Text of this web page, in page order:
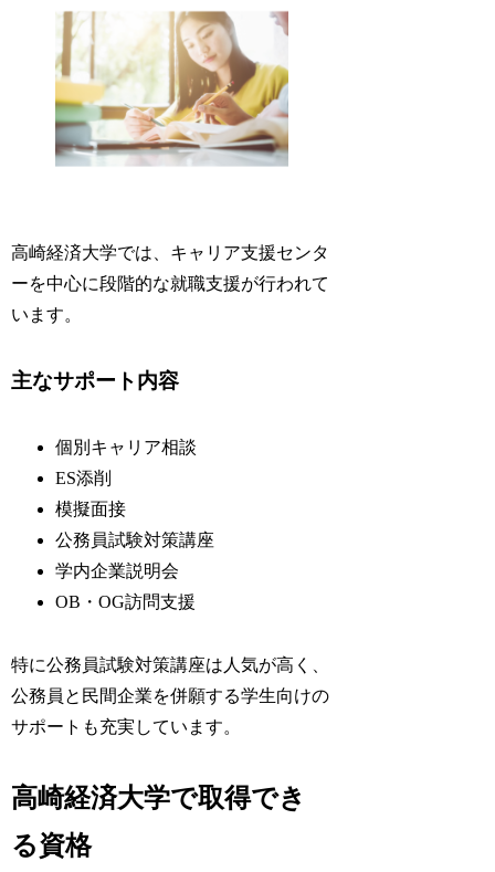
高崎経済大学では、キャリア支援センタ
ーを中心に段階的な就職支援が行われて
います。
主なサポート内容
個別キャリア相談
ES添削
模擬面接
公務員試験対策講座
学内企業説明会
OB・OG訪問支援
特に公務員試験対策講座は人気が高く、
公務員と民間企業を併願する学生向けの
サポートも充実しています。
高崎経済大学で取得でき
る資格